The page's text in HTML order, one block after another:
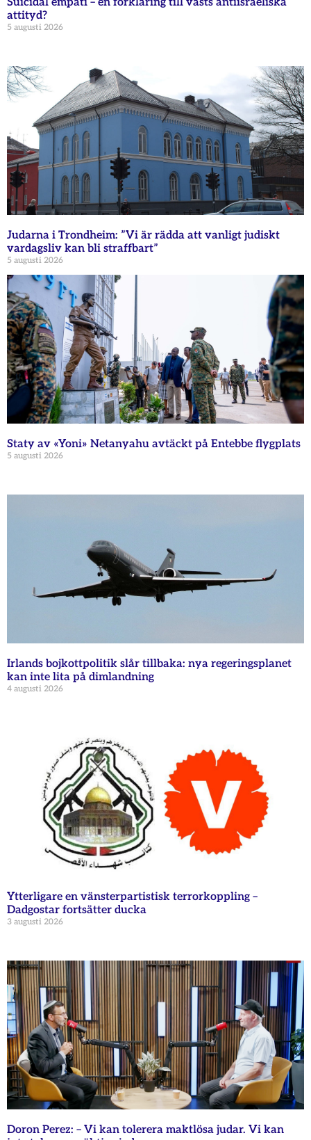
attityd?
5 augusti 2026
Judarna i Trondheim: ”Vi är rädda att vanligt judiskt
vardagsliv kan bli straffbart”
5 augusti 2026
Staty av «Yoni» Netanyahu avtäckt på Entebbe flygplats
5 augusti 2026
Irlands bojkottpolitik slår tillbaka: nya regeringsplanet
kan inte lita på dimlandning
4 augusti 2026
Ytterligare en vänsterpartistisk terrorkoppling –
Dadgostar fortsätter ducka
3 augusti 2026
Doron Perez: – Vi kan tolerera maktlösa judar. Vi kan